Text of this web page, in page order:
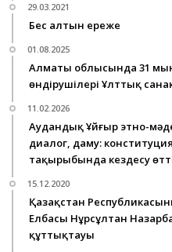
29.03.2021
Бес алтын ереже
01.08.2025
Алматы облысында 31
өндірушілері Ұлттық
11.02.2026
Аудандық Ұйғыр этно-
диалог, даму:
тақырыбында кездесу
15.12.2020
Қазақстан
Елбасы Нұрсұлтан
құттықтауы